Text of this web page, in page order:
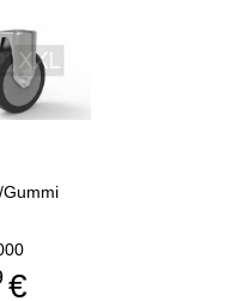
Gummi
€